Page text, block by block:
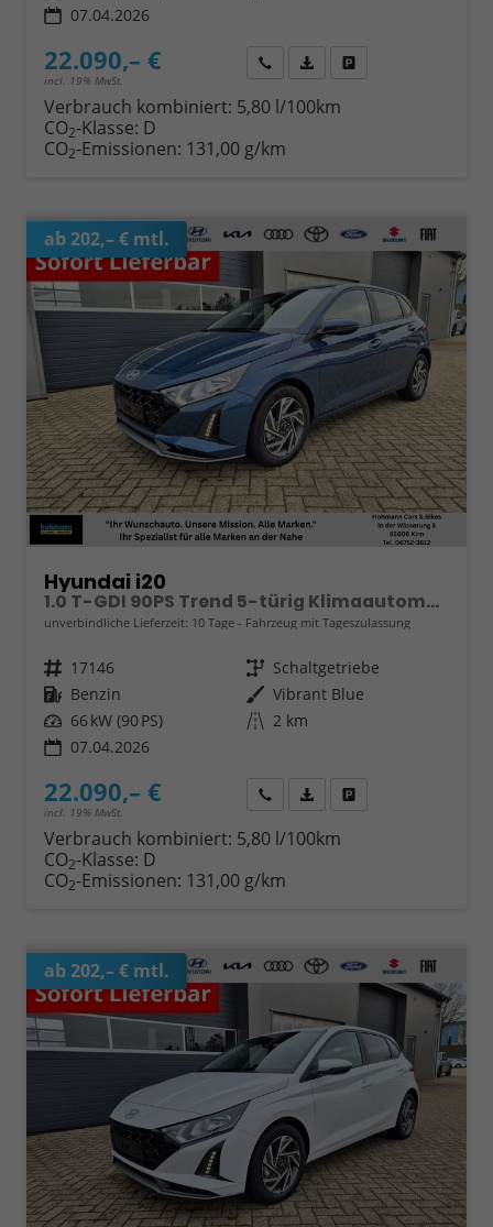
07.04.2026
22.090,– €
incl. 19% MwSt.
Wir rufen Sie anFahrzeugexposé (PDF)
Verbrauch kombiniert: 5,80 l/100km
CO2-Klasse: D
CO2-Emissionen: 131,00 g/km
ab 202,– € mtl.
Hyundai i20
1.0 T-GDI 90PS Trend 5-türig Klimaautomatik Sitzheizung Lenkradheizung Rückf.Kamera PDC Apple CarPlay Android Auto Tempomat Touchscreen 16"LM
unverbindliche Lieferzeit: 10 Tage Fahrzeug mit Tageszulassung
Fahrzeugnr. 17146 Getriebe Schaltgetriebe
Kraftstoff Benzin Außenfarbe Vibrant Blue
Leistung 66 kW (90 PS) Kilometerstand 2 km
07.04.2026
22.090,– €
incl. 19% MwSt.
Wir rufen Sie anFahrzeugexposé (PDF)
Verbrauch kombiniert: 5,80 l/100km
CO2-Klasse: D
CO2-Emissionen: 131,00 g/km
ab 202,– € mtl.